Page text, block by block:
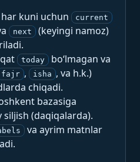
har kuni uchun current
next
(keyingi namoz)
today
bo‘lmagan va
fajr , isha , va h.k.)
chiqadi.
bazasiga
(daqiqalarda).
va ayrim matnlar